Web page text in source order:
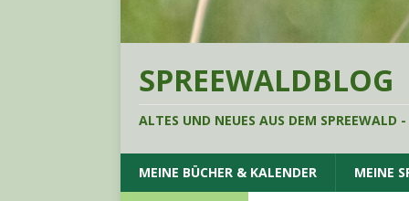
SPREEWALDBLOG
ALTES UND NEUES AUS DEM SPREEWALD
MEINE BÜCHER & KALENDER MEINE